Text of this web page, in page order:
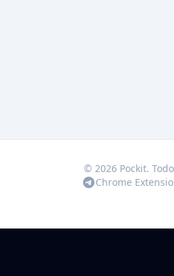
© 2026 Pockit.
Chrome